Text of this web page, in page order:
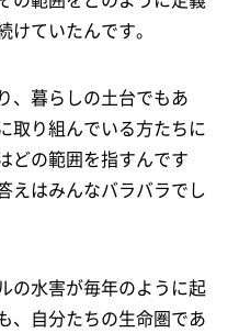
ていたんです。
、暮らしの土台でもあ
取り組んでいる方たちに
どの範囲を指すんです
えはみんなバラバラでし
の水害が毎年のように起
、自分たちの生命圏であ